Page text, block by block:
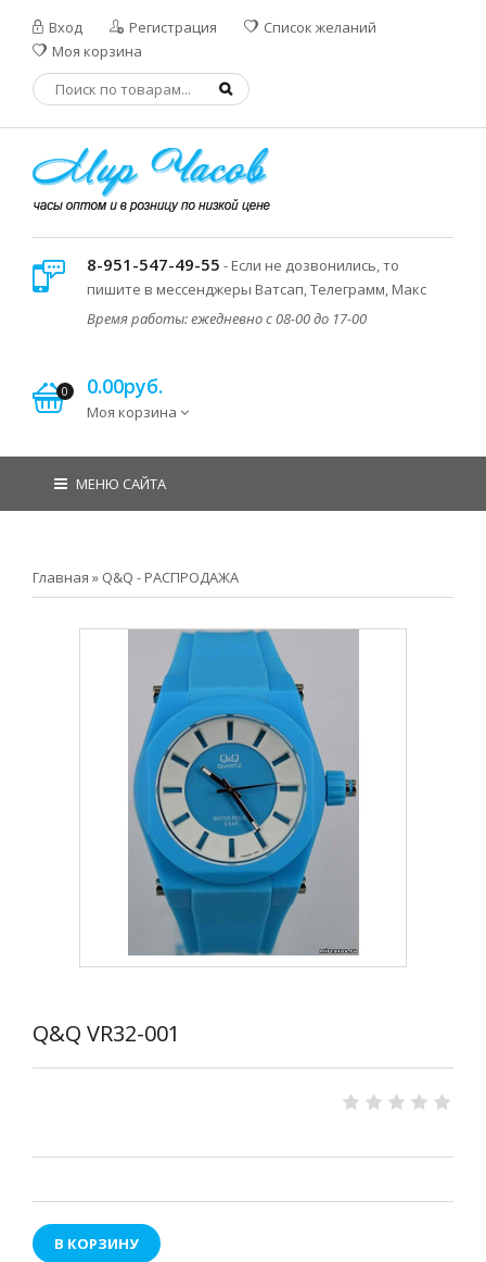
Вход Регистрация
Список желаний
Моя корзина
8-951-547-49-55 - Если не дозвонились, то
пишите в мессенджеры Ватсап, Телеграмм, Макс
Время работы: ежедневно с 08-00 до 17-00
0 0.00руб.
Моя корзина
МЕНЮ САЙТА
Главная » Q&Q - РАСПРОДАЖА
Q&Q VR32-001
В КОРЗИНУ